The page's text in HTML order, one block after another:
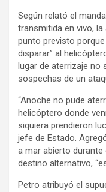
k
p
i
r
Según relató el
transmitida en vivo,
punto previsto
disparar” al
lugar de aterrizaje no
sospechas de un
“Anoche no pude
helicóptero donde
siquiera prendieron
jefe de Estado.
a mar abierto
destino alternativo,
Petro atribuyó el